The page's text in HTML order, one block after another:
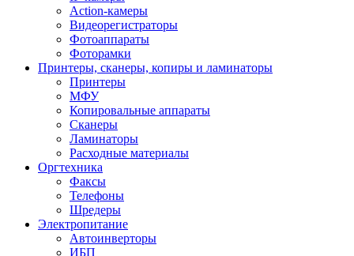
Action-камеры
Видеорегистраторы
Фотоаппараты
Фоторамки
Принтеры, сканеры, копиры и ламинаторы
Принтеры
МФУ
Копировальные аппараты
Сканеры
Ламинаторы
Расходные материалы
Оргтехника
Факсы
Телефоны
Шредеры
Электропитание
Автоинверторы
ИБП